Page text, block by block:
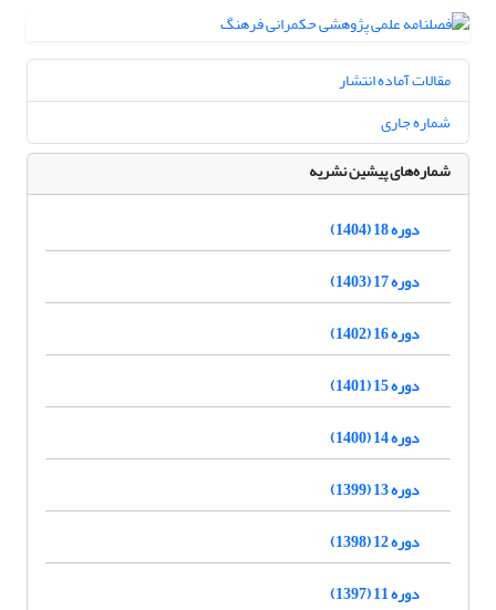
مقالات آماده انتشار
شماره جاری
شماره‌های پیشین نشریه
دوره 18 (1404)
دوره 17 (1403)
دوره 16 (1402)
دوره 15 (1401)
دوره 14 (1400)
دوره 13 (1399)
دوره 12 (1398)
دوره 11 (1397)